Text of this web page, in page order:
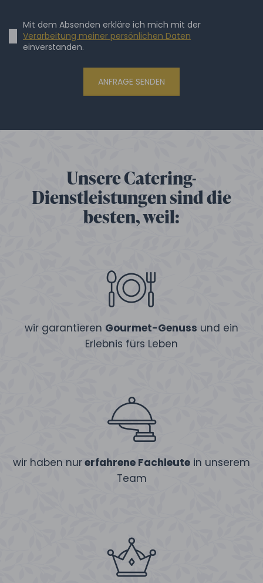
Mit dem Absenden erkläre ich mich mit der
Verarbeitung meiner persönlichen Daten
einverstanden.
ANFRAGE SENDEN
Unsere Catering-
Dienstleistungen sind die
besten, weil:
wir garantieren Gourmet-Genuss und ein
Erlebnis fürs Leben
wir haben nurerfahrene Fachleute in unserem
Team